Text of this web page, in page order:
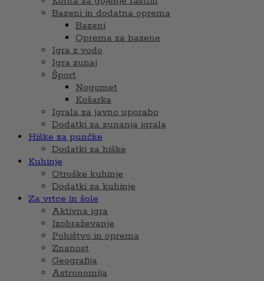
Bazeni in dodatna oprema
Bazeni
Oprema za bazene
Igra z vodo
Igra zunaj
Šport
Nogomet
Košarka
Igrala za javno uporabo
Dodatki za zunanja igrala
Hiške za punčke
Dodatki za hiške
Kuhinje
Otroške kuhinje
Dodatki za kuhinje
Za vrtce in šole
Aktivna igra
Izobraževanje
Pohištvo in oprema
Znanost
Geografija
Astronomija